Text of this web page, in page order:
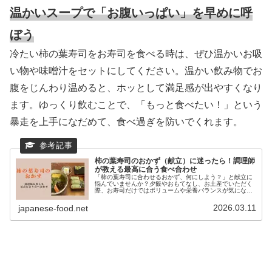
温かいスープで「お腹いっぱい」を早めに呼
ぼう
冷たい柿の葉寿司をお寿司を食べる時は、ぜひ温かいお吸
い物や味噌汁をセットにしてください。温かい飲み物でお
腹をじんわり温めると、ホッとして満足感が出やすくなり
ます。ゆっくり飲むことで、「もっと食べたい！」という
暴走を上手になだめて、食べ過ぎを防いでくれます。
柿の葉寿司のおかず（献立）に迷ったら！調理師
が教える最高に合う食べ合わせ
「柿の葉寿司に合わせるおかず、何にしよう？」と献立に
悩んでいませんか？夕飯やおもてなし、お土産でいただく
際、お寿司だけではボリュームや栄養バランスが気になり
japanese-food.net 2026.03.11